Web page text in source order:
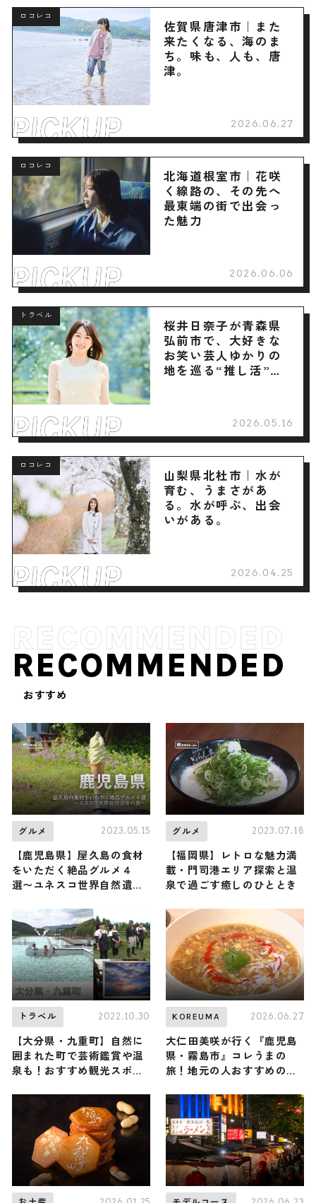
ロコレコ
佐賀県唐津市｜また
来たくなる、海のま
ち。味も、人も、唐
津。
2026.06.27
ロコレコ
北海道根室市｜花咲
く線路の、その先へ
最東端の街で出会っ
た魅力
2026.06.06
トラベル
桜井日奈子が青森県
弘前市で、大好きな
お笑い芸人ゆかりの
地を巡る“推し活”旅
2026.05.16
ロコレコ
山梨県北杜市｜水が
育む、うまさがあ
る。水が呼ぶ、出会
いがある。
2026.04.25
RECOMMENDED
おすすめ
グルメ 2023.05.15
【鹿児島県】屋久島の食材
をいただく絶品グルメ４
選〜ユネスコ世界自然遺産
グルメ 2023.07.18
【福岡県】レトロな魅力満
載・門司港エリア探索と温
泉で過ごす癒しのひととき
トラベル 2022.10.30
【大分県・九重町】自然に
囲まれた町で芸術鑑賞や温
泉も！おすすめ観光スポッ
KOREUMA 2026.06.27
大仁田美咲が行く『鹿児島
県・霧島市』コレうまの
旅！地元の人おすすめのご
6月27日放送